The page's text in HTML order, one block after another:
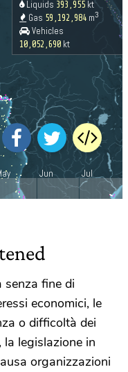
senza fine di
economici, le
o difficoltà dei
legislazione in
organizzazioni